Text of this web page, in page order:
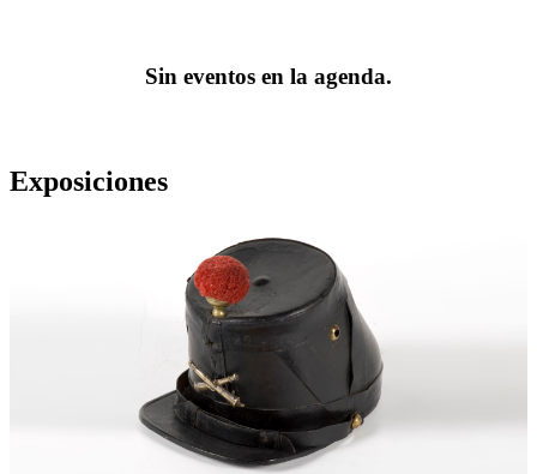
Sin eventos en la agenda.
Exposiciones